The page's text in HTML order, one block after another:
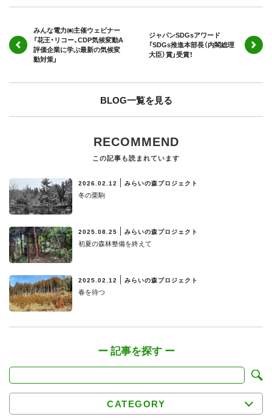
みんな電力㈱主催ウェビナー
「花王・リコー、CDP気候変動A
評価企業に学ぶ最新の気候変
動対策」
ジャパンSDGsアワード
「SDGs推進本部長（内閣総理
大臣）賞」受賞！
BLOG一覧を見る
RECOMMEND
この記事も読まれています
2026.02.12 みらいの森プロジェクト
冬の栗駒
2025.08.25 みらいの森プロジェクト
初夏の森林整備を終えて
2025.02.12 みらいの森プロジェクト
春を待つ
CATEGORY